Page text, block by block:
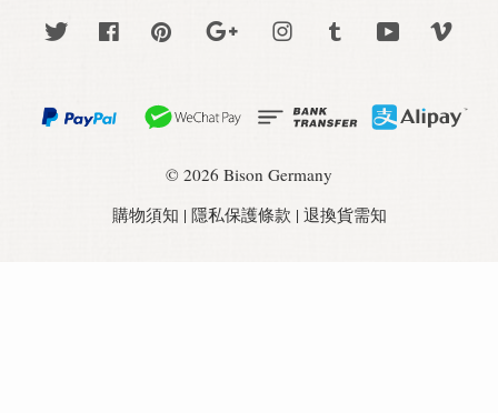
Twitter Facebook Pinterest Google Instagram Tumblr YouTube
© 2026 Bison Germany
購物須知 | 隱私保護條款 | 退換貨需知